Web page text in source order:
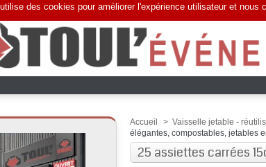
des cookies pour améliorer l'expérience utilisateur et
Accueil > Vaisselle jetable -
élégantes, compostables, jetables
25 assiettes carrées